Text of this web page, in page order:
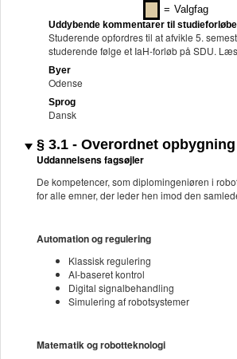
= Valgfag
Uddybende kommentarer til
Studerende opfordres til at afvikle 5.
studerende følge et IaH-forløb på SDU.
Byer
Odense
Sprog
Dansk
§ 3.1 - Overordnet
Uddannelsens fagsøjler
De kompetencer, som diplomingeniøren i
for alle emner, der leder hen imod den
Automation og regulering
Klassisk regulering
AI-baseret kontrol
Digital signalbehandling
Simulering af robotsystemer
Matematik og robotteknologi